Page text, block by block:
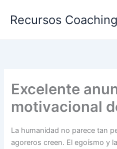
Recursos
Excelente
motivacional
La humanidad no parece tan
agoreros creen. El egoísmo y